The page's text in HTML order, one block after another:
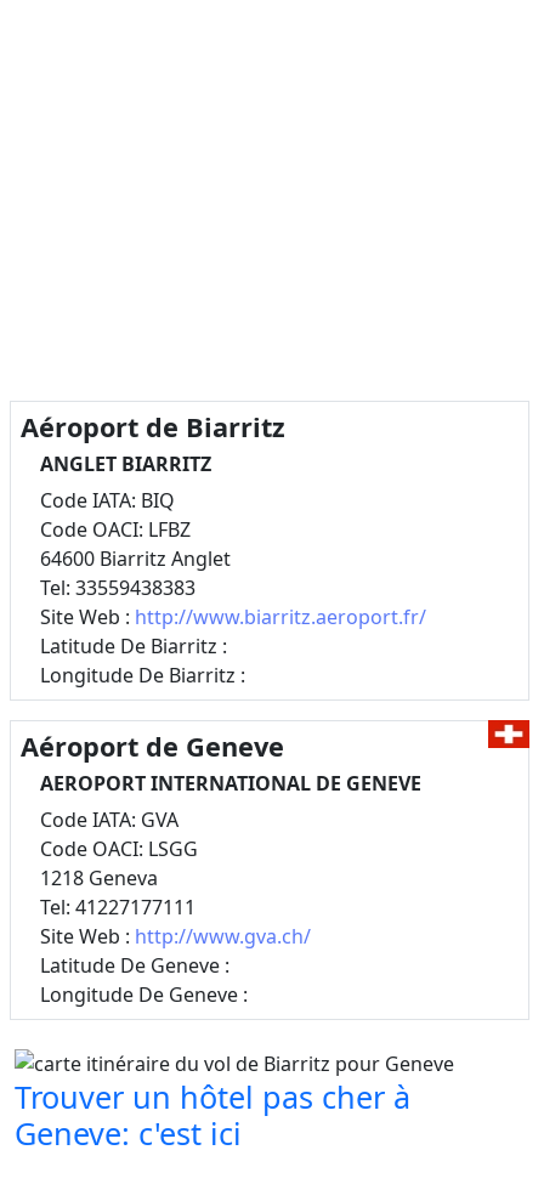
Aéroport de Biarritz
ANGLET BIARRITZ
Code IATA: BIQ
Code OACI: LFBZ
64600 Biarritz Anglet
Tel: 33559438383
Site Web : http://www.biarritz.aeroport.fr/
Latitude De Biarritz :
Longitude De Biarritz :
Aéroport de Geneve
AEROPORT INTERNATIONAL DE GENEVE
Code IATA: GVA
Code OACI: LSGG
1218 Geneva
Tel: 41227177111
Site Web : http://www.gva.ch/
Latitude De Geneve :
Longitude De Geneve :
Trouver un hôtel pas cher à
Geneve: c'est ici